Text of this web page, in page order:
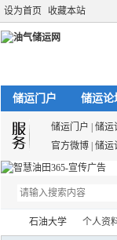
设为首页 收藏本站
储运门户 储运论
储运门户 储运
官方微博 储运
石油大学 个人资